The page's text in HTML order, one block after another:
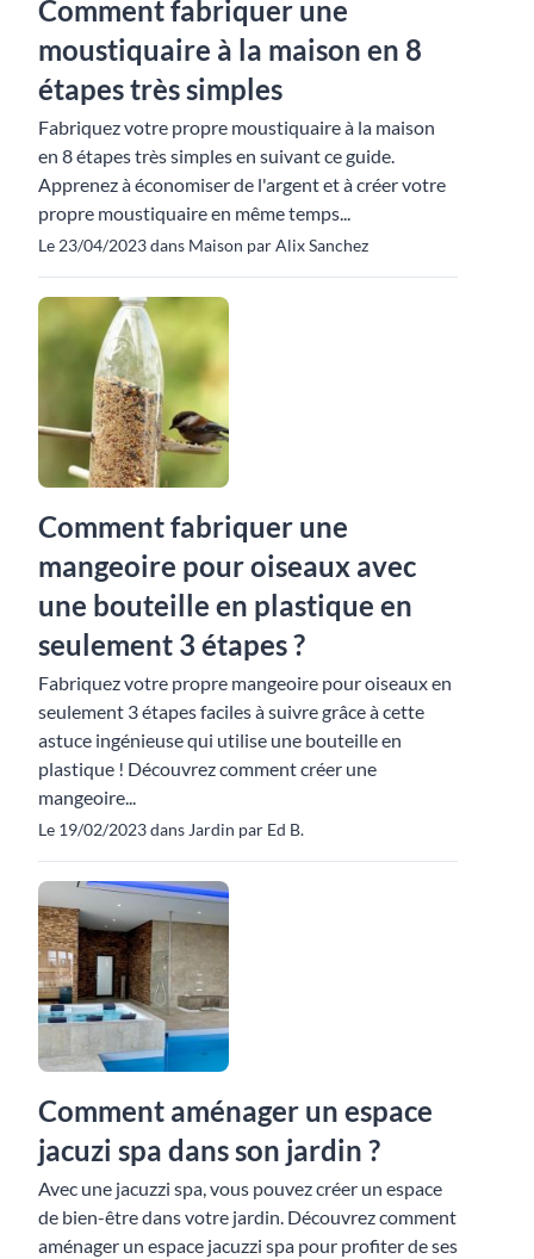
Comment fabriquer une
moustiquaire à la maison en 8
étapes très simples
Fabriquez votre propre moustiquaire à la maison
en 8 étapes très simples en suivant ce guide.
Apprenez à économiser de l'argent et à créer votre
propre moustiquaire en même temps...
Le 23/04/2023 dans Maison par Alix Sanchez
Comment fabriquer une
mangeoire pour oiseaux avec
une bouteille en plastique en
seulement 3 étapes ?
Fabriquez votre propre mangeoire pour oiseaux en
seulement 3 étapes faciles à suivre grâce à cette
astuce ingénieuse qui utilise une bouteille en
plastique ! Découvrez comment créer une
mangeoire...
Le 19/02/2023 dans Jardin par Ed B.
Comment aménager un espace
jacuzi spa dans son jardin ?
Avec une jacuzzi spa, vous pouvez créer un espace
de bien-être dans votre jardin. Découvrez comment
aménager un espace jacuzzi spa pour profiter de ses